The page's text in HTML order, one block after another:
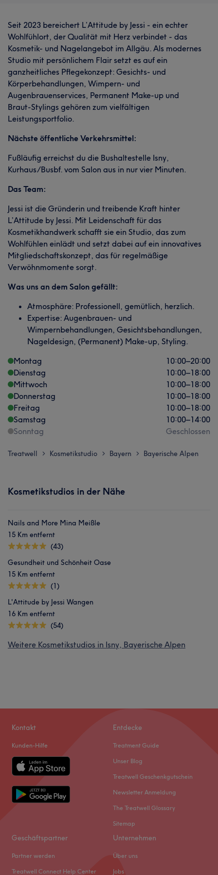
Seit 2023 bereichert L’Attitude by Jessi - ein echter
Wohlfühlort, der Qualität mit Herz verbindet - das
Kosmetik- und Nagelangebot im Allgäu. Als modernes
Studio mit persönlichem Flair setzt es auf ein
ganzheitliches Pflegekonzept: Gesichts- und
Körperbehandlungen, Wimpern- und
Augenbrauenservices, Permanent Make-up und
Braut-Stylings gehören zum vielfältigen
Leistungsportfolio.
Nächste öffentliche Verkehrsmittel:
Fußläufig erreichst du die Bushaltestelle Isny,
Kurhaus/Busbf. vom Salon aus in nur vier Minuten.
Das Team:
Jessi ist die Gründerin und treibende Kraft hinter
L’Attitude by Jessi. Mit Leidenschaft für das
Kosmetikhandwerk schafft sie ein Studio, das zum
Wohlfühlen einlädt und setzt dabei auf ein innovatives
Mitgliedschaftskonzept, das für regelmäßige
Verwöhnmomente sorgt.
Was uns an dem Salon gefällt:
Atmosphäre: Professionell, gemütlich, herzlich.
Expertise: Augenbrauen- und
Wimpernbehandlungen, Gesichtsbehandlungen,
Nageldesign, (Permanent) Make-up, Styling.
Montag
10:00–20:00
Dienstag
10:00–18:00
Mittwoch
10:00–18:00
Donnerstag
10:00–18:00
Freitag
10:00–18:00
Samstag
10:00–14:00
Sonntag
Geschlossen
Treatwell > Kosmetikstudio > Bayern > Bayerische Alpen
Kosmetikstudios in der Nähe
Nails and More Mina Meißle
15 Km entfernt
(43)
Gesundheit und Schönheit Oase
15 Km entfernt
(1)
L'Attitude by Jessi Wangen
16 Km entfernt
(54)
Weitere Kosmetikstudios in Isny, Bayerische Alpen
Kontakt
Kunden-Hilfe
Entdecke
Treatment Guide
Unser Blog
Treatwell Geschenkgutschein
Newsletter Anmeldung
The Treatwell Glossary
Sitemap
Geschäftspartner
Partner werden
Treatwell Connect Help Center
Unternehmen
Über uns
Jobs